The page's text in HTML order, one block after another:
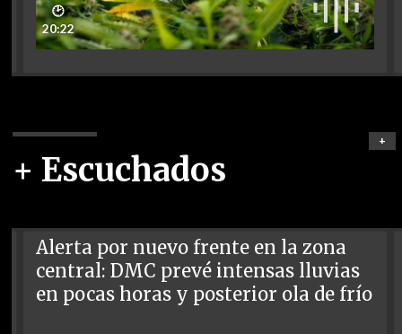
🕑
20:22
+ Escuchados
+
Alerta por nuevo frente en la zona
central: DMC prevé intensas lluvias
en pocas horas y posterior ola de frío